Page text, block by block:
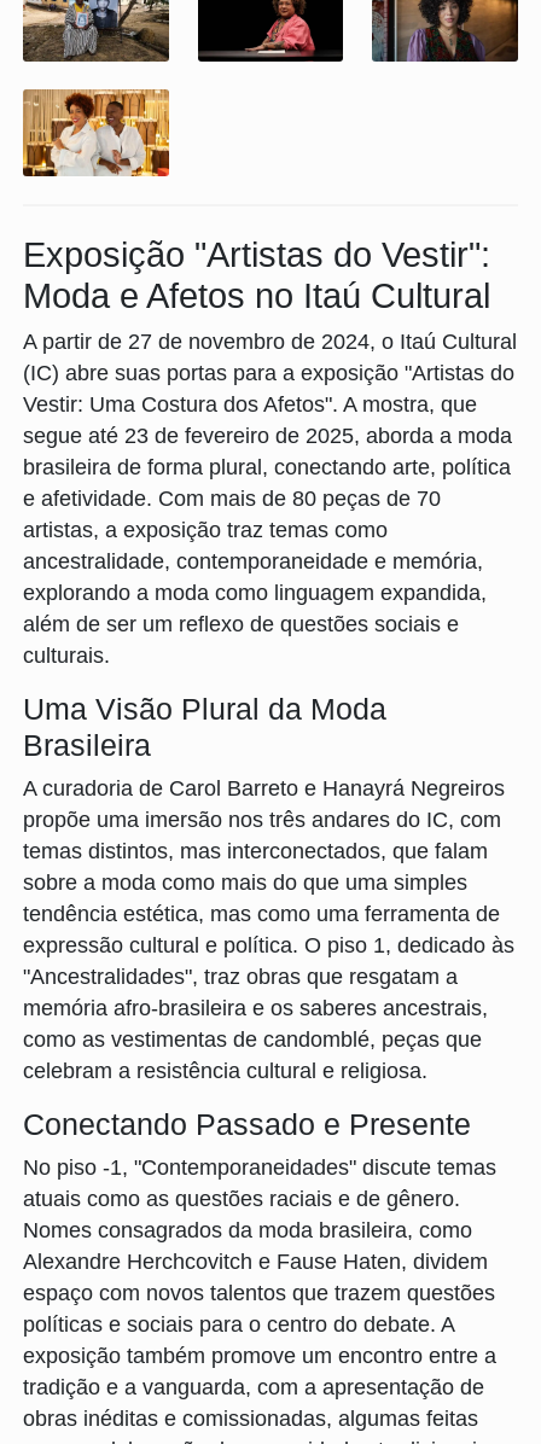
Exposição "Artistas do Vestir":
Moda e Afetos no Itaú Cultural
A partir de 27 de novembro de 2024, o Itaú Cultural
(IC) abre suas portas para a exposição "Artistas do
Vestir: Uma Costura dos Afetos". A mostra, que
segue até 23 de fevereiro de 2025, aborda a moda
brasileira de forma plural, conectando arte, política
e afetividade. Com mais de 80 peças de 70
artistas, a exposição traz temas como
ancestralidade, contemporaneidade e memória,
explorando a moda como linguagem expandida,
além de ser um reflexo de questões sociais e
culturais.
Uma Visão Plural da Moda
Brasileira
A curadoria de Carol Barreto e Hanayrá Negreiros
propõe uma imersão nos três andares do IC, com
temas distintos, mas interconectados, que falam
sobre a moda como mais do que uma simples
tendência estética, mas como uma ferramenta de
expressão cultural e política. O piso 1, dedicado às
"Ancestralidades", traz obras que resgatam a
memória afro-brasileira e os saberes ancestrais,
como as vestimentas de candomblé, peças que
celebram a resistência cultural e religiosa.
Conectando Passado e Presente
No piso -1, "Contemporaneidades" discute temas
atuais como as questões raciais e de gênero.
Nomes consagrados da moda brasileira, como
Alexandre Herchcovitch e Fause Haten, dividem
espaço com novos talentos que trazem questões
políticas e sociais para o centro do debate. A
exposição também promove um encontro entre a
tradição e a vanguarda, com a apresentação de
obras inéditas e comissionadas, algumas feitas